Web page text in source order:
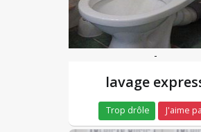
-
lavage
Trop drôle J'aime